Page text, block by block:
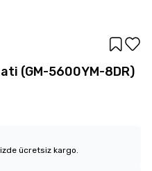
(GM-5600YM-8DR)
ücretsiz kargo.